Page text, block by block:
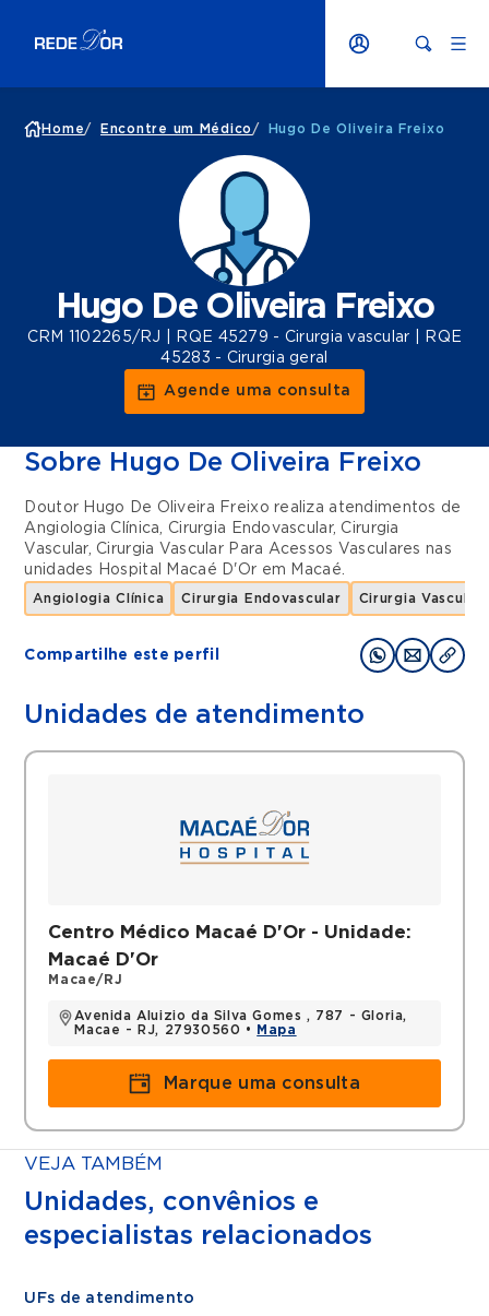
Home/ Encontre um Médico / Hugo De Oliveira Freixo
Hugo De Oliveira Freixo
CRM 1102265/RJ | RQE 45279 - Cirurgia vascular | RQE
45283 - Cirurgia geral
Agende uma consulta
Sobre Hugo De Oliveira Freixo
Doutor Hugo De Oliveira Freixo realiza atendimentos de
Angiologia Clínica, Cirurgia Endovascular, Cirurgia
Vascular, Cirurgia Vascular Para Acessos Vasculares nas
unidades
Hospital Macaé D'Or em Macaé.
Angiologia Clínica Cirurgia Endovascular Cirurgia Vascular
Compartilhe este perfil
Unidades de atendimento
Centro Médico Macaé D'Or - Unidade:
Macaé D'Or
Macae/RJ
Avenida Aluizio da Silva Gomes , 787 - Gloria,
Macae - RJ, 27930560 •
Mapa
Marque uma consulta
VEJA TAMBÉM
Unidades, convênios e
especialistas relacionados
UFs de atendimento